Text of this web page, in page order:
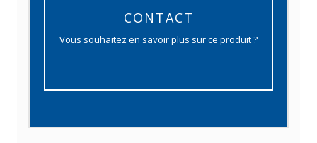
CONTACT
Vous souhaitez en savoir plus sur ce produit ?